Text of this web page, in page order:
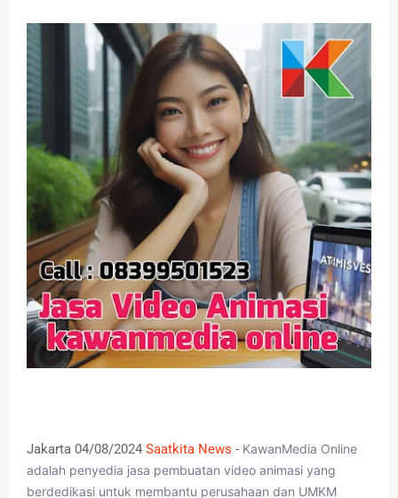
Jakarta 04/08/2024 Saatkita News - KawanMedia Online
adalah penyedia jasa pembuatan video animasi yang
berdedikasi untuk membantu perusahaan dan UMKM